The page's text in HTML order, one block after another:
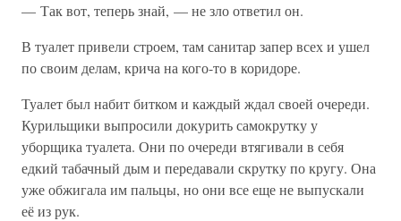
— Так вот, теперь знай, — не зло ответил он.
В туалет привели строем, там санитар запер всех и ушел
по своим делам, крича на кого-то в коридоре.
Туалет был набит битком и каждый ждал своей очереди.
Курильщики выпросили докурить самокрутку у
уборщика туалета. Они по очереди втягивали в себя
едкий табачный дым и передавали скрутку по кругу. Она
уже обжигала им пальцы, но они все еще не выпускали
её из рук.